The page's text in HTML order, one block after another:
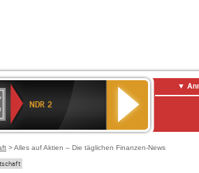
NDR 2
> Alles auf Aktien – Die täglichen Finanzen-News